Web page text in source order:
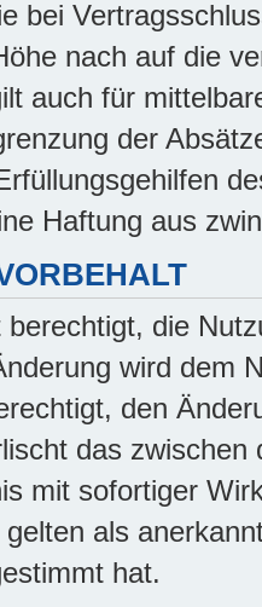
bei
nach auf die
auch für
der
Haftung aus
die
wird dem
den
das
mit sofortiger
als
hat.